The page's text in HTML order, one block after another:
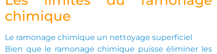
chimique
Le ramonage chimique un nettoyage superficiel
Bien que le ramonage chimique puisse éliminer les